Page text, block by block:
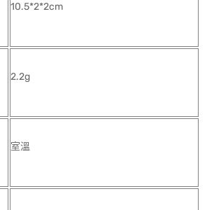
10.5*2*2cm
2.2g
室溫